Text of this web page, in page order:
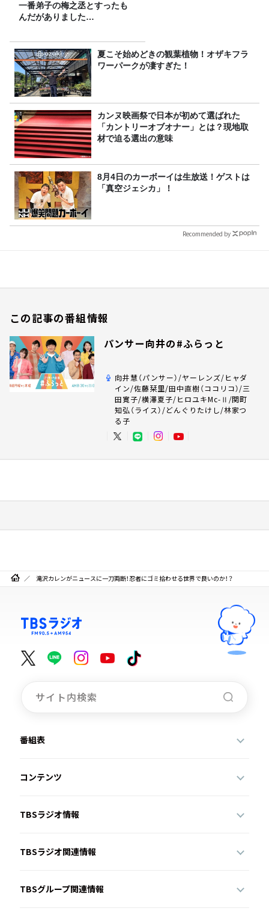
一番弟子の梅之丞とすったも
んだがありました…
夏こそ始めどきの観葉植物！オザキフラ
ワーパークが凄すぎた！
カンヌ映画祭で日本が初めて選ばれた
「カントリーオブオナー」とは？現地取
材で迫る選出の意味
8月4日のカーボーイは生放送！ゲストは
「真空ジェシカ」！
Recommended by
この記事の番組情報
パンサー向井の#ふらっと
向井慧（パンサー）/ヤーレンズ/ヒャダ
イン/佐藤栞里/田中直樹（ココリコ）/三
田寛子/横澤夏子/ヒロユキMc-Ⅱ/関町
知弘（ライス）/どんぐりたけし/林家つ
る子
滝沢カレンがニュースに一刀両断！忍者にゴミ拾わせる世界で良いのか！？
番組表
コンテンツ
TBSラジオ情報
TBSラジオ関連情報
TBSグループ関連情報